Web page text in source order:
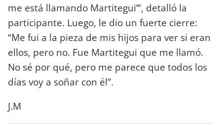
me está llamando Martitegui’”, detalló la
participante. Luego, le dio un fuerte cierre:
“Me fui a la pieza de mis hijos para ver si eran
ellos, pero no. Fue Martitegui que me llamó.
No sé por qué, pero me parece que todos los
días voy a soñar con él”.
J.M